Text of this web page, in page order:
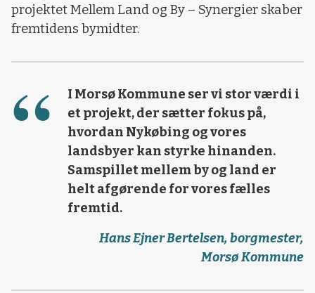
projektet Mellem Land og By – Synergier skaber
fremtidens bymidter.
I Morsø Kommune ser vi stor værdi i
et projekt, der sætter fokus på,
hvordan Nykøbing og vores
landsbyer kan styrke hinanden.
Samspillet mellem by og land er
helt afgørende for vores fælles
fremtid.
Hans Ejner Bertelsen, borgmester,
Morsø Kommune